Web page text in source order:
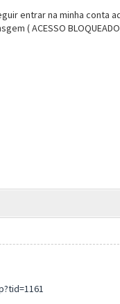
entrar na minha conta
( ACESSO